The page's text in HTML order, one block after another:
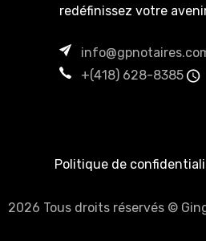
redéfinissez votre
+(418) 628-8385
Politique de
2026 Tous droits réservés ©